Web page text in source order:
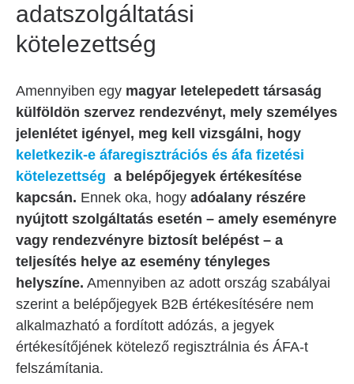
adatszolgáltatási
kötelezettség
Amennyiben egy magyar letelepedett társaság
külföldön szervez rendezvényt, mely személyes
jelenlétet igényel, meg kell vizsgálni, hogy
keletkezik-e áfaregisztrációs és áfa fizetési
kötelezettség a belépőjegyek értékesítése
kapcsán. Ennek oka, hogy adóalany részére
nyújtott szolgáltatás esetén – amely eseményre
vagy rendezvényre biztosít belépést – a
teljesítés helye az esemény tényleges
helyszíne. Amennyiben az adott ország szabályai
szerint a belépőjegyek B2B értékesítésére nem
alkalmazható a fordított adózás, a jegyek
értékesítőjének kötelező regisztrálnia és ÁFA-t
felszámítania.